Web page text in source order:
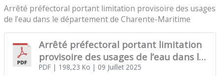
Arrêté préfectoral portant limitation provisoire des usages
de l’eau dans le département de Charente-Maritime
Arrêté préfectoral portant limitation
provisoire des usages de l’eau dans le
département de Charente-Maritime
PDF| 198,23 Ko | 09 Juillet 2025